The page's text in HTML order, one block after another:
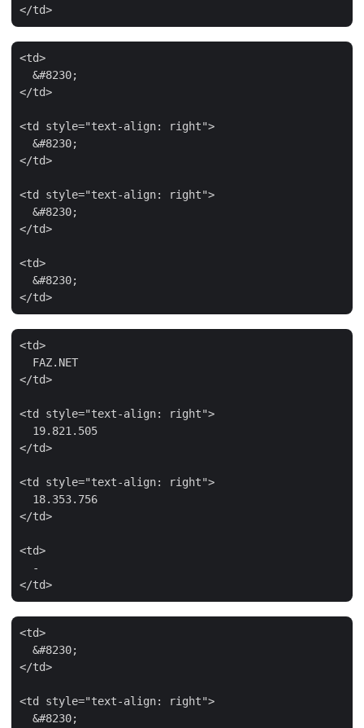
<td>
  &#8230;
</td>
<td style="text-align: right">
  &#8230;
</td>
<td style="text-align: right">
  &#8230;
</td>
<td>
  &#8230;
<td>
  FAZ.NET
</td>
<td style="text-align: right">
  19.821.505
</td>
<td style="text-align: right">
  18.353.756
</td>
<td>
  -
<td>
  &#8230;
</td>
<td style="text-align: right">
  &#8230;